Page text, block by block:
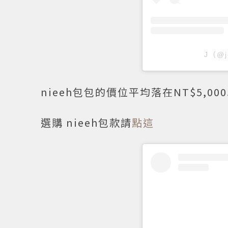
J（
nieeh包包的價位平均落在
選購 nieeh包款請點這